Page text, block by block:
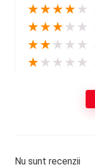
★★★★ ★
★★★ ★ ★
★★ ★ ★ ★
★ ★ ★ ★ ★
Nu sunt recenzii